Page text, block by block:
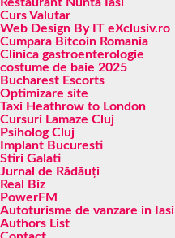
Curs Valutar
Web Design By IT eXclusiv.ro
Cumpara Bitcoin Romania
Clinica gastroenterologie
costume de baie 2025
Bucharest Escorts
Optimizare site
Taxi Heathrow to London
Cursuri Lamaze Cluj
Psiholog Cluj
Implant Bucuresti
Stiri Galati
Jurnal de Rădăuți
Real Biz
PowerFM
Autoturisme de vanzare in Iasi
Authors List